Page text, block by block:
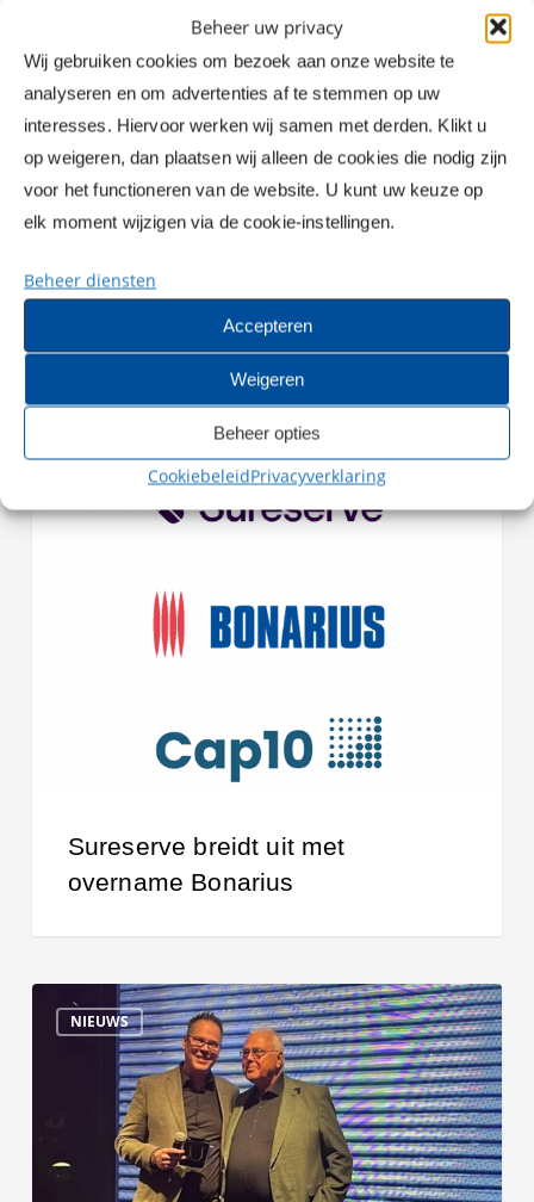
Beheer uw privacy
Wij gebruiken cookies om bezoek aan onze website te
analyseren en om advertenties af te stemmen op uw
interesses. Hiervoor werken wij samen met derden. Klikt u
op weigeren, dan plaatsen wij alleen de cookies die nodig zijn
voor het functioneren van de website. U kunt uw keuze op
elk moment wijzigen via de cookie-instellingen.
Beheer diensten
Accepteren
Weigeren
Beheer opties
CookiebeleidPrivacyverklaring
NIEUWS
breidt
Sureserve breidt uit met
overname Bonarius
NIEUWS
jarig